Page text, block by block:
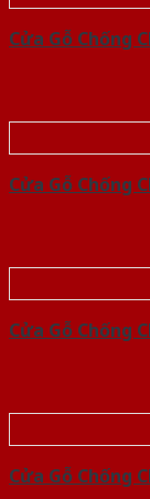
Cửa Gỗ Chống
Cửa Gỗ Chống
Cửa Gỗ Chống
Cửa Gỗ Chống